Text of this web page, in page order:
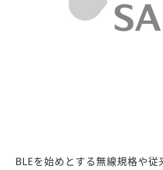
BLEを始めとする無線規格や